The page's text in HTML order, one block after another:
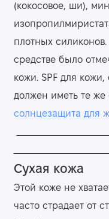
(кокосовое, ши),
плотных
средстве было
кожи. SPF для
должен иметь те же
солнцезащита для
Сухая кожа
Этой коже не
часто страдает от